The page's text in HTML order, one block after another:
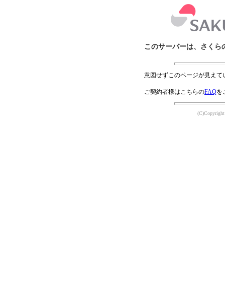
このサーバーは、さくら
意図せずこのページが見え
ご契約者様はこちらのFAQを